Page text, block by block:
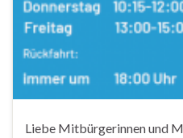
Liebe Mitbürgerinnen und